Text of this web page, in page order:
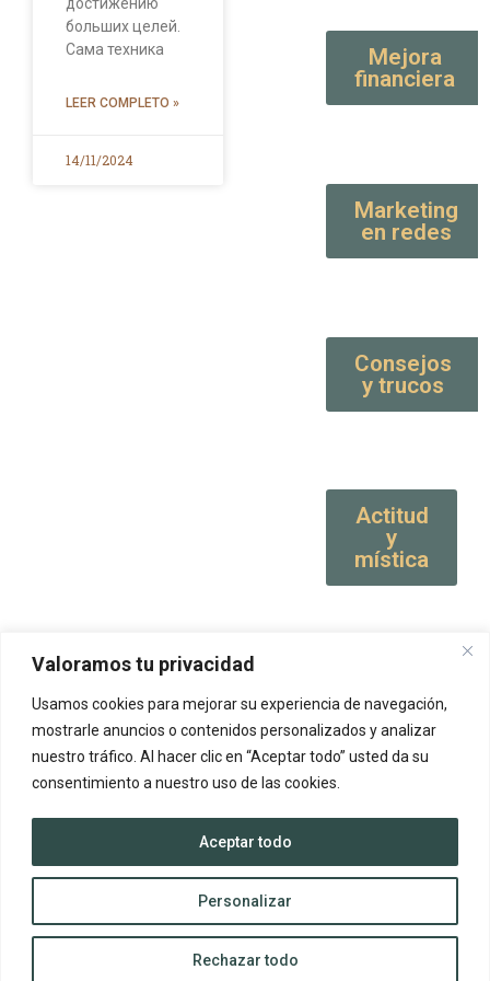
Valoramos tu privacidad
Usamos cookies para mejorar su experiencia de navegación,
mostrarle anuncios o contenidos personalizados y analizar
nuestro tráfico. Al hacer clic en “Aceptar todo” usted da su
consentimiento a nuestro uso de las cookies.
Personalizar
Rechazar todo
Aceptar todo
больших целей.
Сама техника
LEER COMPLETO »
14/11/2024
Mejora
financiera
Marketing
en redes
Consejos
y trucos
Actitud
y
mística